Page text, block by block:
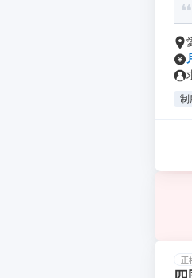
制
正